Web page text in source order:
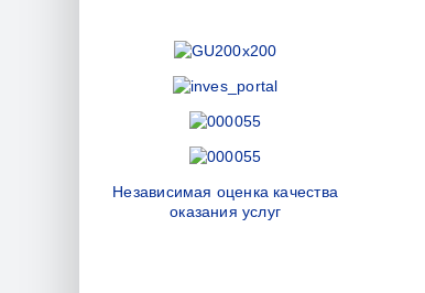
Независимая оценка качества
оказания услуг